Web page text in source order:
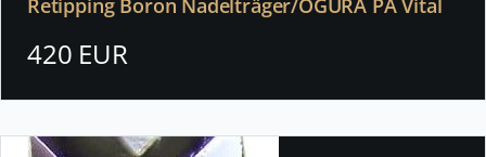
Retipping Boron Nadelträger/OGURA PA Vital
420 EUR